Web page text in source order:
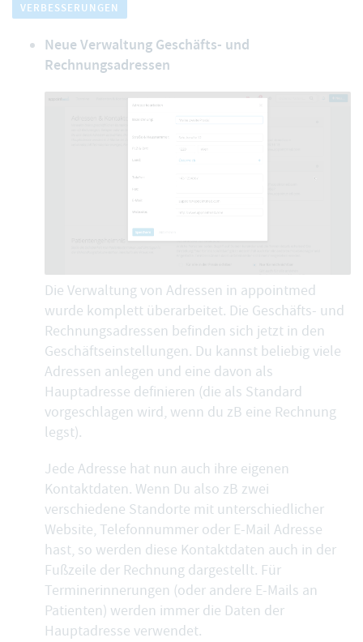
VERBESSERUNGEN
Neue Verwaltung Geschäfts- und
Rechnungsadressen
Die Verwaltung von Adressen in appointmed
wurde komplett überarbeitet. Die Geschäfts- und
Rechnungsadressen befinden sich jetzt in den
Geschäftseinstellungen. Du kannst beliebig viele
Adressen anlegen und eine davon als
Hauptadresse definieren (die als Standard
vorgeschlagen wird, wenn du zB eine Rechnung
legst).
Jede Adresse hat nun auch ihre eigenen
Kontaktdaten. Wenn Du also zB zwei
verschiedene Standorte mit unterschiedlicher
Website, Telefonnummer oder E-Mail Adresse
hast, so werden diese Kontaktdaten auch in der
Fußzeile der Rechnung dargestellt. Für
Terminerinnerungen (oder andere E-Mails an
Patienten) werden immer die Daten der
Hauptadresse verwendet.